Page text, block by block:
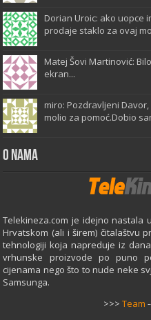
Dorian Uroic: ako uopce
prodaje staklo za ovaj
Matej Šovi Martinović:
ekran...
miro: Pozdravljeni
molio za pomoć.Dobio
O Nama
Telekineza.com je idejno nastala
Hrvatskom (ali i širem) čitalaštvu
tehnologiji koja napreduje iz
vrhunske proizvode po puno
cijenama nego što to nude neke
Samsunga.
>>> Team